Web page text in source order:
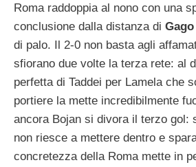
Roma raddoppia al nono con una
conclusione dalla distanza di Gago
di palo. Il 2-0 non basta agli
sfiorano due volte la terza rete: al
perfetta di Taddei per Lamela che
portiere la mette incredibilmente
ancora Bojan si divora il terzo gol:
non riesce a mettere dentro e
concretezza della Roma mette in